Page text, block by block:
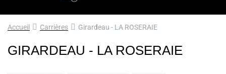
Accueil Carrières Girardeau - LA ROSERAIE
GIRARDEAU - LA ROSERAIE